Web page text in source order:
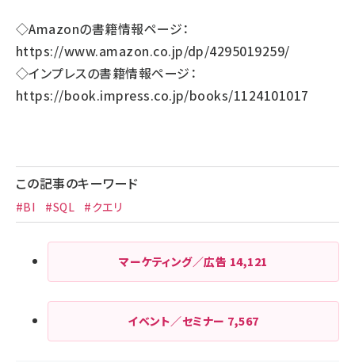
◇Amazonの書籍情報ページ：
https://www.amazon.co.jp/dp/4295019259/
◇インプレスの書籍情報ページ：
https://book.impress.co.jp/books/1124101017
この記事のキーワード
#BI #SQL #クエリ
マーケティング／広告 14,121
イベント／セミナー 7,567